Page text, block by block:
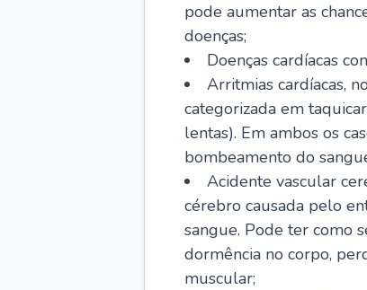
pode aumentar as
doenças;
Doenças cardíacas
Arritmias cardíacas,
categorizada em
lentas). Em ambos os
bombeamento do
Acidente vascular
cérebro causada pelo
sangue. Pode ter como
dormência no corpo,
muscular;